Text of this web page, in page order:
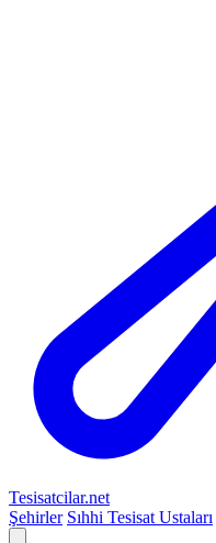
Tesisatcilar.net
Şehirler Sıhhi Tesisat Ustaları